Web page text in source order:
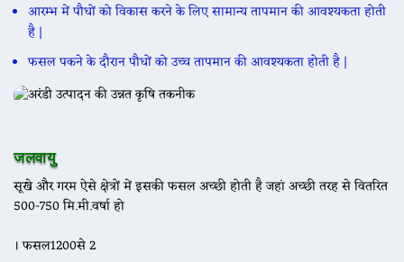
आरम्भ में पौधों को विकास करने के लिए सामान्य तापमान की आवश्यकता होती
है |
फसल पकने के दौरान पौधों को उच्च तापमान की आवश्यकता होती है |
जलवायु
सूखे और गरम ऐसे क्षेत्रों में इसकी फसल अच्छी होती है जहां अच्छी तरह से वितरित
500-750 मि.मी.वर्षा हो
। फसल1200से 2